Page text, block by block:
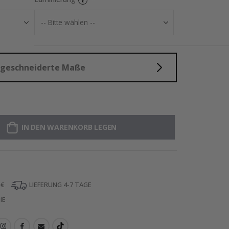
Maße
IN DEN WARENKORB LEGEN
LIEFERUNG 4-7 TAGE